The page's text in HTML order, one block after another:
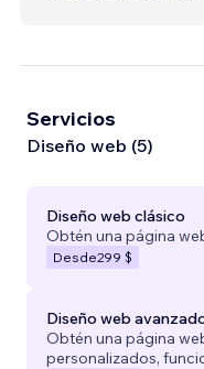
Servicios
Diseño web (5)
Diseño web clásico
Obtén una página
Desde299 $
Diseño web
Obtén una página
personalizados,